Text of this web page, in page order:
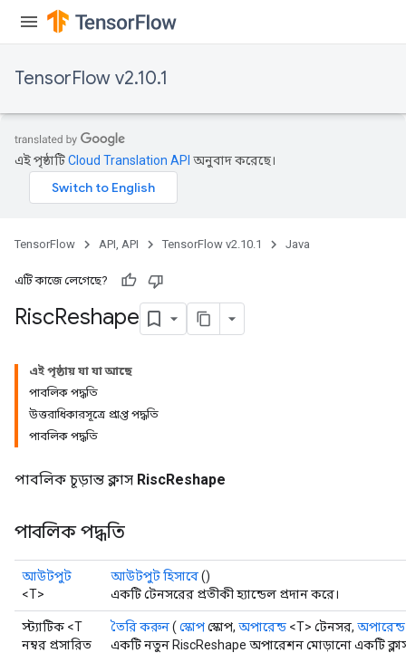
TensorFlow v2.10.1
এই পৃষ্ঠাটিCloud Translation API অনুবাদ করেছে।
TensorFlow API, API TensorFlow v2.10.1 Java
এটি কাজে লেগেছে?
RiscReshape
এই পৃষ্ঠায় যা যা আছে
পাবলিক পদ্ধতি
উত্তরাধিকারসূত্রে প্রাপ্ত পদ্ধতি
পাবলিক পদ্ধতি
পাবলিক চূড়ান্ত ক্লাস RiscReshape
পাবলিক পদ্ধতি
আউটপুট
<T>
আউটপুট হিসাবে()
একটি টেনসরের প্রতীকী হ্যান্ডেল প্রদান করে।
স্ট্যাটিক <T
নম্বর প্রসারিত
তৈরি করুন( স্কোপস্কোপ, অপারেন্ড <T> টেনসর, অপারেন্ড
একটি নতুন RiscReshape অপারেশন মোড়ানো একটি ক্লাস